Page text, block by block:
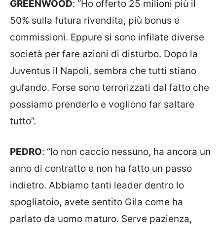
GREENWOOD: “Ho offerto 25 milioni più il
50% sulla futura rivendita, più bonus e
commissioni. Eppure si sono infilate diverse
società per fare azioni di disturbo. Dopo la
Juventus il Napoli, sembra che tutti stiano
gufando. Forse sono terrorizzati dal fatto che
possiamo prenderlo e vogliono far saltare
tutto”.
PEDRO: “Io non caccio nessuno, ha ancora un
anno di contratto e non ha fatto un passo
indietro. Abbiamo tanti leader dentro lo
spogliatoio, avete sentito Gila come ha
parlato da uomo maturo. Serve pazienza,